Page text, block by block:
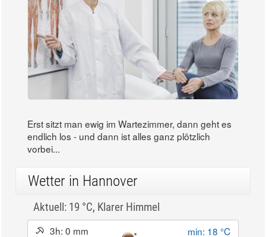
Erst sitzt man ewig im Wartezimmer, dann geht es
endlich los - und dann ist alles ganz plötzlich
vorbei...
Wetter in Hannover
Aktuell: 19 °C, Klarer Himmel
3h: 0 mm
min: 18 °C